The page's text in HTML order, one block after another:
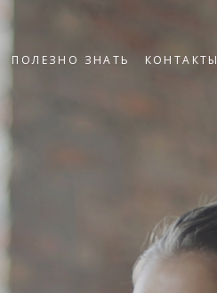
ПОЛЕЗНО ЗНАТЬ КОНТАКТЫ